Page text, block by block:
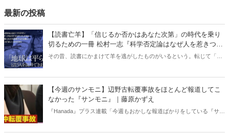
最新の投稿
【読書亡羊】「信じるか否かはあなた次第」の時代を乗り
切るための一冊 松村一志『科学否定論はなぜ人を惹きつけ
るのか』（ちくま新書）｜梶原麻衣子
その昔、読書にかまけて羊を逃がしたものがいるという。転じて「読
ある。元月刊『Hanada』編集部員のライター・梶原がお送りする時事
書評！
【今週のサンモニ】辺野古転覆事故をほとんど報道してこ
なかった『サンモニ』｜藤原かずえ
『Hanada』プラス連載「今週もおかしな報道ばかりをしている『サン